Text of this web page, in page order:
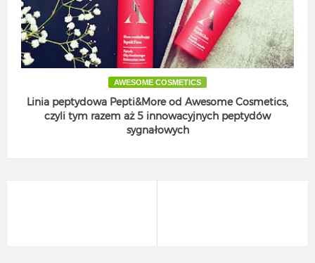
AWESOME COSMETICS
Linia peptydowa Pepti&More od Awesome Cosmetics,
czyli tym razem aż 5 innowacyjnych peptydów
sygnałowych